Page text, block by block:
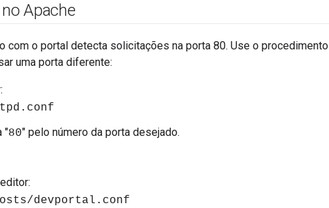
Apache
com o portal detecta solicitações na porta 80. Use o procedimento
uma porta diferente:
"80" pelo número da porta desejado.
devportal.conf